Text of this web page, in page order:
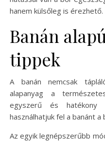
hanem külsőleg is érezhető.
Banán
tippek
A banán nemcsak
alapanyag a
egyszerű és hatékony
használhatjuk fel a banánt a
Az egyik legnépszerűbb